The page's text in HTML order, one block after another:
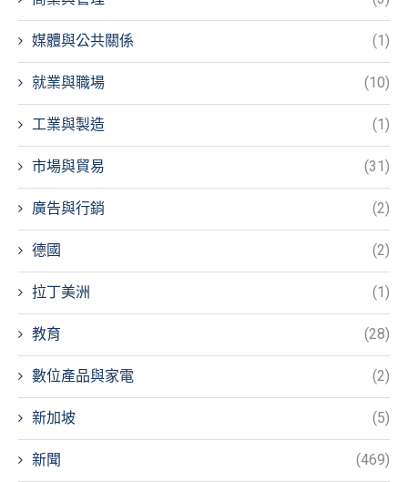
媒體與公共關係 (1)
就業與職場 (10)
工業與製造 (1)
市場與貿易 (31)
廣告與行銷 (2)
德國 (2)
拉丁美洲 (1)
教育 (28)
數位產品與家電 (2)
新加坡 (5)
新聞 (469)